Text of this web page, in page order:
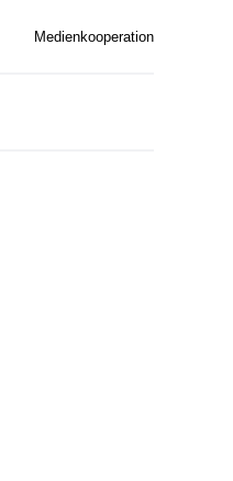
Medienkooperation